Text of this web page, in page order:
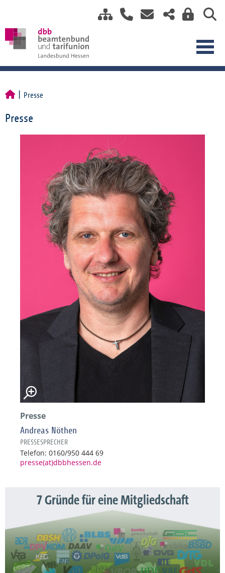
Presse
Presse
Presse
Andreas Nöthen
PRESSESPRECHER
Telefon: 0160/950 444 69
presse(at)dbbhessen.de
7 Gründe für eine Mitgliedschaft